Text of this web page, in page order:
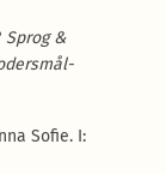
Sprog &
Sofie. I: